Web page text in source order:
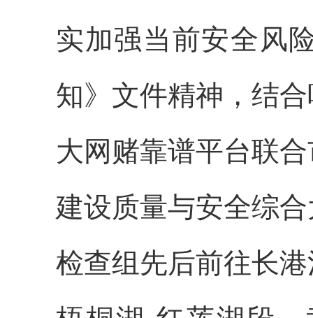
实加强当前安全风
知》文件精神，结
大网赌靠谱平台联
建设质量与安全综
检查组先后前往长